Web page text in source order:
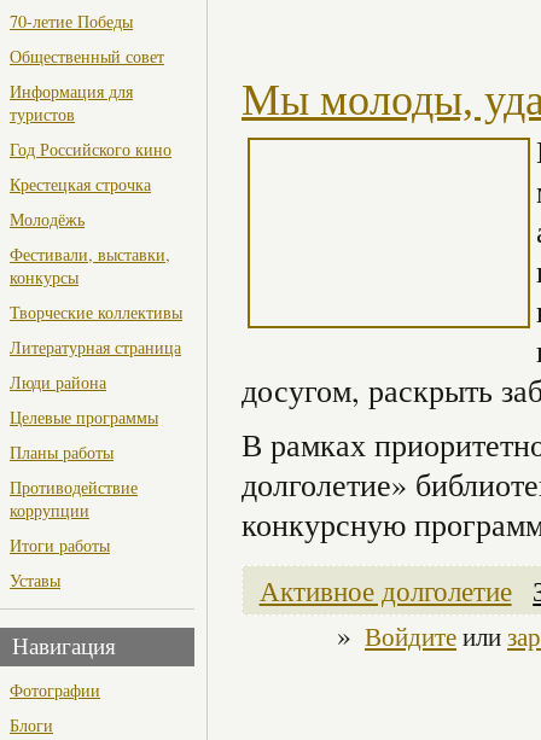
70-летие Победы
Общественный совет
Информация для
туристов
Год Российского кино
Крестецкая строчка
Молодёжь
Фестивали, выставки,
конкурсы
Творческие коллективы
Литературная страница
Люди района
Целевые программы
Планы работы
Противодействие
коррупции
Итоги работы
Уставы
Навигация
Фотографии
Блоги
Мы молоды,
досугом, раскрыть
В рамках
долголетие»
конкурсную
Активное долголетие
» Войдитеили